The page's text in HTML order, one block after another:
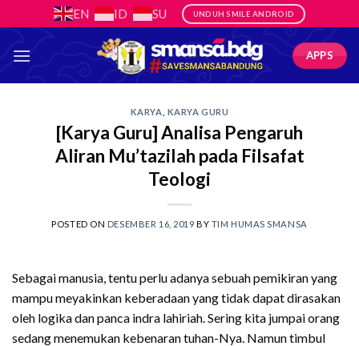
to
content
EN ID SU UNDUH SMILE ANDROID
APPS
KARYA KARYA GURU
[Karya Guru] Analisa Pengaruh
Aliran Mu’tazilah pada Filsafat
Teologi
POSTED ON DESEMBER 16, 2019 BY TIM HUMAS SMANSA
Sebagai manusia, tentu perlu adanya sebuah pemikiran yang
mampu meyakinkan keberadaan yang tidak dapat dirasakan
oleh logika dan panca indra lahiriah. Sering kita jumpai orang
sedang menemukan kebenaran tuhan-Nya. Namun timbul